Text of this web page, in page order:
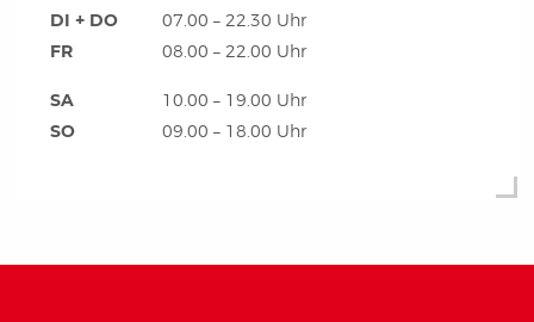
DI + DO 07.00 – 22.30 Uhr
FR 08.00 – 22.00 Uhr
SA 10.00 – 19.00 Uhr
SO 09.00 – 18.00 Uhr